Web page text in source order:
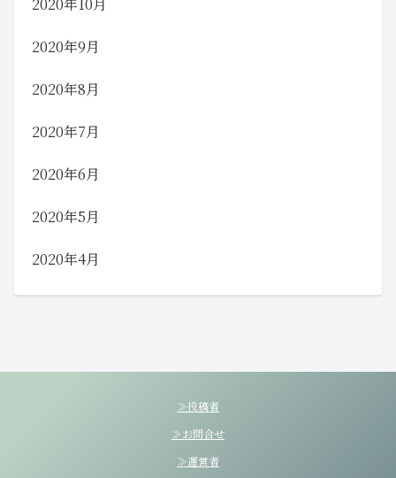
2020年10月
2020年9月
2020年8月
2020年7月
2020年6月
2020年5月
2020年4月
≫投稿者
≫お問合せ
≫運営者